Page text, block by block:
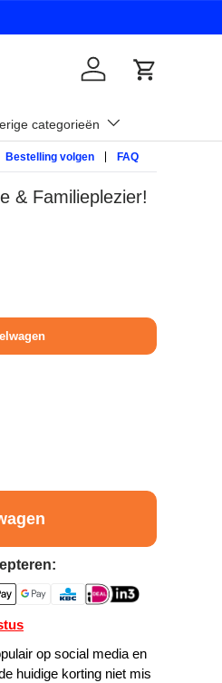
InloggenWinkelwagen
categorieën
Bestelling volgen FAQ
& Familieplezier!
op social media en
huidige korting niet mis